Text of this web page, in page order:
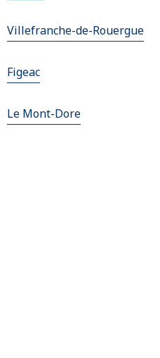
Villefranche-de-Rouergue
Figeac
Le Mont-Dore